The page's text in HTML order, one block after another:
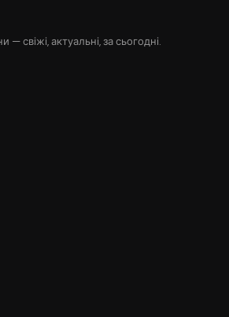
— свіжі, актуальні, за сьогодні.